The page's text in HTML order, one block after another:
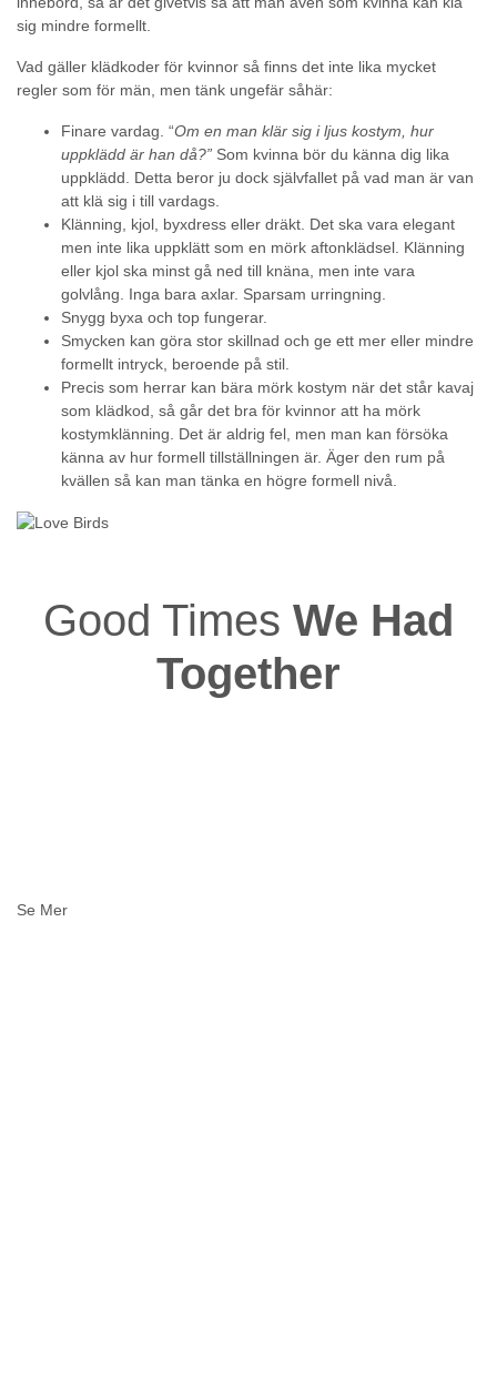
sig mindre formellt.
Vad gäller klädkoder för kvinnor så finns det inte lika mycket
regler som för män, men tänk ungefär såhär:
Finare vardag. “Om en man klär sig i ljus kostym, hur
uppklädd är han då?” Som kvinna bör du känna dig lika
uppklädd. Detta beror ju dock självfallet på vad man är van
att klä sig i till vardags.
Klänning, kjol, byxdress eller dräkt. Det ska vara elegant
men inte lika uppklätt som en mörk aftonklädsel. Klänning
eller kjol ska minst gå ned till knäna, men inte vara
golvlång. Inga bara axlar. Sparsam urringning.
Snygg byxa och top fungerar.
Smycken kan göra stor skillnad och ge ett mer eller mindre
formellt intryck, beroende på stil.
Precis som herrar kan bära mörk kostym när det står kavaj
som klädkod, så går det bra för kvinnor att ha mörk
kostymklänning. Det är aldrig fel, men man kan försöka
känna av hur formell tillställningen är. Äger den rum på
kvällen så kan man tänka en högre formell nivå.
Good Times We Had
Together
Se Mer